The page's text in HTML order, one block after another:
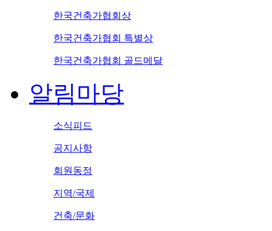
한국건축가협회상
한국건축가협회 특별상
한국건축가협회 골드메달
알림마당
소식피드
공지사항
회원동정
지역/국제
건축/문화